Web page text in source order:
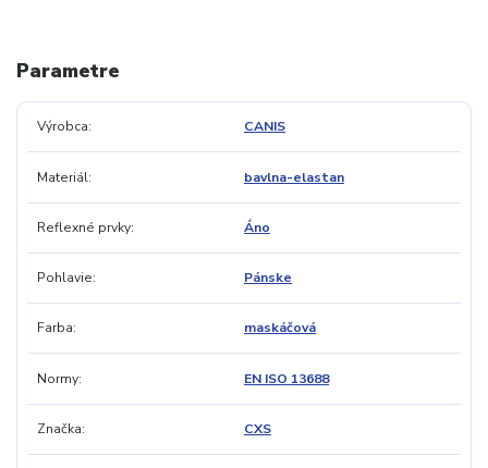
Parametre
Výrobca CANIS
Materiál bavlna-elastan
Reflexné prvky Áno
Pohlavie Pánske
Farba maskáčová
Normy EN ISO 13688
Značka CXS